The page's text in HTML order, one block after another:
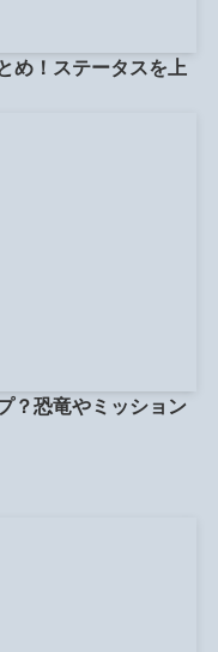
め！ステータスを上
？恐竜やミッション